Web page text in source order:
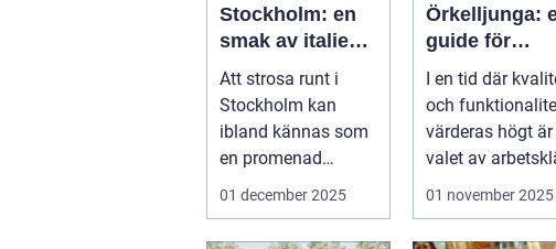
Stockholm: en
smak av italien i
huvudstaden
Att strosa runt i
Stockholm kan
ibland kännas som
en promenad
genom världens alla
01 december 2025
Örkelljunga:
guide för
komfort och
säkerhet
I en tid där
och
värderas högt är
valet av
01 november 2025